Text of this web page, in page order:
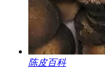
陈皮百科